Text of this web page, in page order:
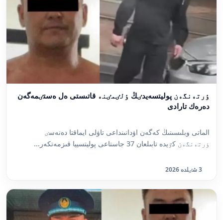
ٶرتەنگەن پوليتسەيدٸڭ ٶلٸمٸنە قاتىستى ەل ەستٸمەگەن
دەرەك تارادى
الماتى وبلىسىنىڭ كەگەن اۋدانىنداعى تاۋلى ايماقتا دەنەسٸ
ٶرتەنگەن كٷيدە تابىلعان 37 جاستاعى پوليتسييا قىزمەتكەر...
3 شٸلدە 2026